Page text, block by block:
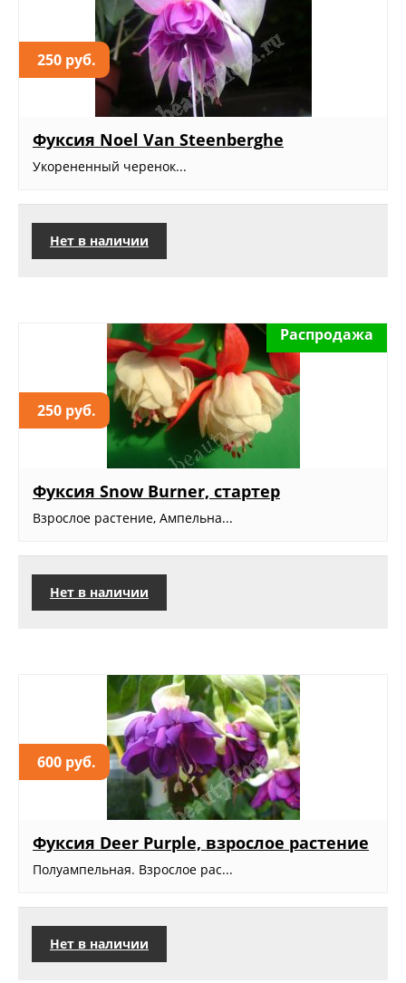
250 руб.
Фуксия Noel Van Steenberghe
Укорененный черенок...
Нет в наличии
250 руб.
Распродажа
Фуксия Snow Burner, стартер
Взрослое растение, Ампельна...
Нет в наличии
600 руб.
Фуксия Deer Purple, взрослое растение
Полуампельная. Взрослое рас...
Нет в наличии